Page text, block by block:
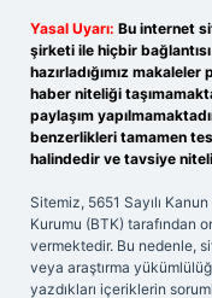
Yasal Uyarı: Bu internet
şirketi ile hiçbir
hazırladığımız
haber niteliği
paylaşım
benzerlikleri tamamen
halindedir ve tavsiye
Sitemiz, 5651 Sayılı
Kurumu (BTK) tarafından
vermektedir. Bu nedenle,
veya araştırma
yazdıkları içeriklerin